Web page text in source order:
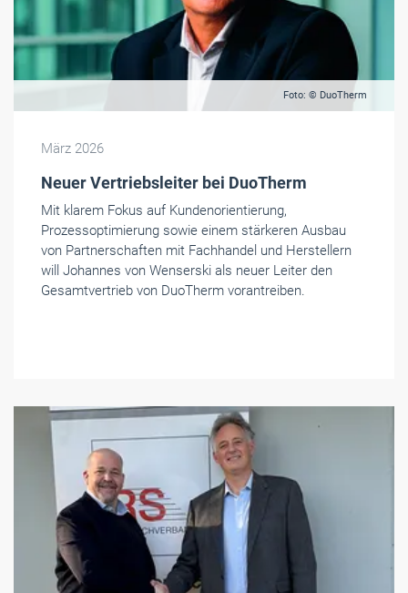
Foto: © DuoTherm
März 2026
Neuer Vertriebsleiter bei DuoTherm
Mit klarem Fokus auf Kundenorientierung,
Prozessoptimierung sowie einem stärkeren Ausbau
von Partnerschaften mit Fachhandel und Herstellern
will Johannes von Wenserski als neuer Leiter den
Gesamtvertrieb von DuoTherm vorantreiben.